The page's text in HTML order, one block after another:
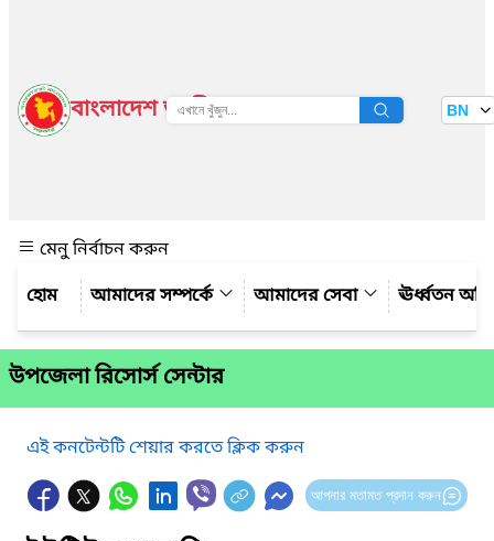
বাংলাদেশ জাতীয় তথ্য বাতায়ন BN
মেনু নির্বাচন করুন
আমাদের সম্পর্কে
আমাদের সেবা ঊর্ধ্বতন
উপজেলা রিসোর্স সেন্টার
এই কনটেন্টটি শেয়ার করতে ক্লিক করুন
আপনার মতামত প্রদান করুন